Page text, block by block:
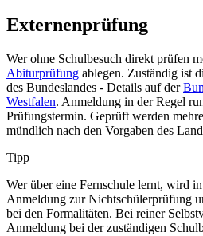
Externenprüfung
Wer ohne Schulbesuch direkt prüfen
Abiturprüfung ablegen. Zuständig ist
des Bundeslandes - Details auf der
Westfalen. Anmeldung in der Regel
Prüfungstermin. Geprüft werden
mündlich nach den Vorgaben des
Tipp
Wer über eine Fernschule lernt, wird
Anmeldung zur Nichtschülerprüfung
bei den Formalitäten. Bei reiner
Anmeldung bei der zuständigen